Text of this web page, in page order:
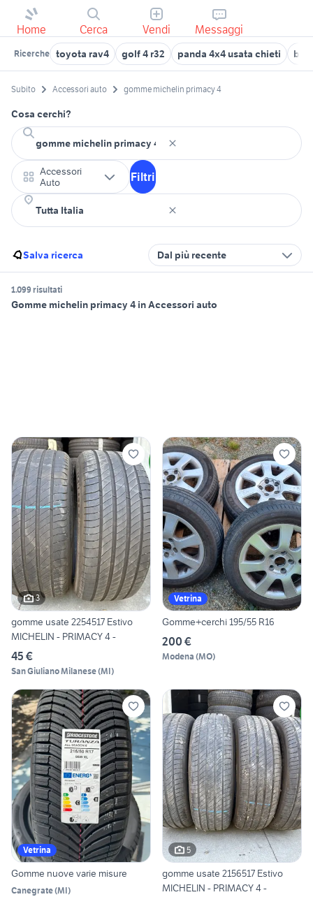
Home Cerca Vendi Messaggi
Ricerche toyota rav4 golf 4 r32 panda 4x4 usata chieti
Subito Accessori auto gomme michelin primacy 4
Cosa cerchi?
Accessori
Auto
Filtri
Salva ricerca Dal più recente
1.099 risultati
Gomme michelin primacy 4 in Accessori auto
3
gomme usate 2254517 Estivo
MICHELIN - PRIMACY 4 -
45 €
San Giuliano Milanese(MI)
Vetrina
Gomme+cerchi 195/55 R16
200 €
Modena (MO)
Vetrina
Gomme nuove varie misure
Canegrate(MI)
5
gomme usate 2156517 Estivo
MICHELIN - PRIMACY 4 -